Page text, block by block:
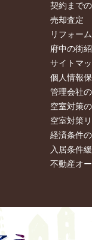
契約まで
売却査定
リフォー
府中の街
サイトマ
個人情報
管理会社
空室対策
空室対策
経済条件
入居条件
不動産オ